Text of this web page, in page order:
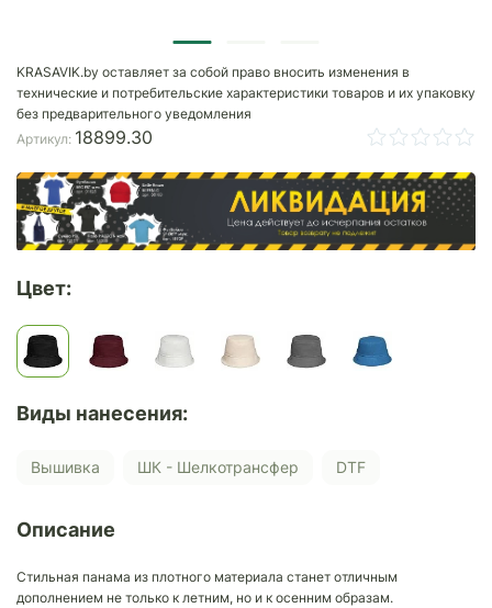
KRASAVIK.by оставляет за собой право вносить изменения в
технические и потребительские характеристики товаров и их упаковку
без предварительного уведомления
Артикул: 18899.30
Цвет:
Виды нанесения:
Вышивка ШК - Шелкотрансфер DTF
Описание
Стильная панама из плотного материала станет отличным
дополнением не только к летним, но и к осенним образам.